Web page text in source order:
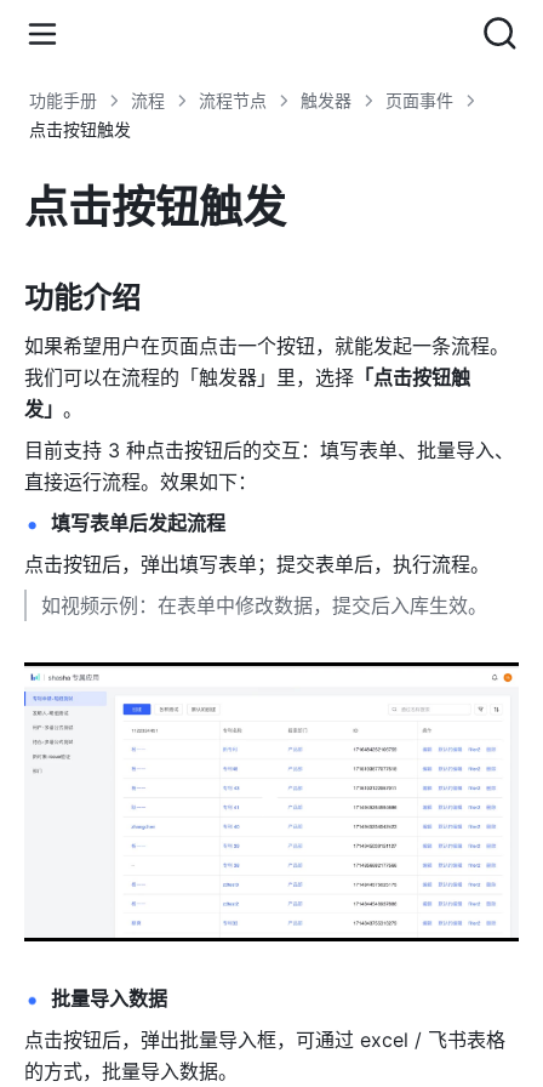
功能手册 流程 流程节点 触发器
页面事件
点击按钮触发
点击按钮触发
功能介绍
如果希望用户在页面点击一个按钮，就能发起一条流程。
我们可以在流程的「触发器」里，选择 「点击按钮触
发」 。
目前支持 3 种点击按钮后的交互：填写表单、批量导入、
直接运行流程。效果如下：
填写表单后发起流程
点击按钮后，弹出填写表单；提交表单后，执行流程。
如视频示例：在表单中修改数据，提交后入库生效。
批量导入数据
点击按钮后，弹出批量导入框，可通过 excel / 飞书表格
的方式，批量导入数据。